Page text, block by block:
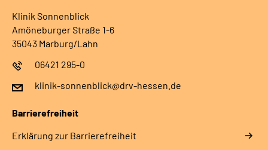
Klinik Sonnenblick
Amöneburger Straße 1-6
35043 Marburg/Lahn
06421 295-0
klinik-sonnenblick@drv-hessen.de
Barrierefreiheit
Erklärung zur Barrierefreiheit